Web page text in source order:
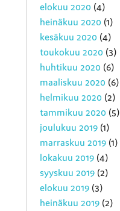
elokuu 2020 (4)
heinäkuu 2020 (1)
kesäkuu 2020 (4)
toukokuu 2020 (3)
huhtikuu 2020 (6)
maaliskuu 2020 (6)
helmikuu 2020 (2)
tammikuu 2020 (5)
joulukuu 2019 (1)
marraskuu 2019 (1)
lokakuu 2019 (4)
syyskuu 2019 (2)
elokuu 2019 (3)
heinäkuu 2019 (2)